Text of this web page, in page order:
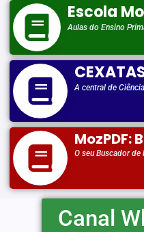
Escola
Aulas do Ensino
A central de
MozPDF:
O seu Buscador de
Canal